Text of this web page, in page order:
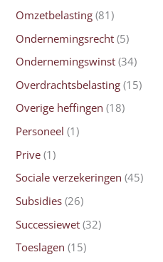
Omzetbelasting (81)
Ondernemingsrecht (5)
Ondernemingswinst (34)
Overdrachtsbelasting (15)
Overige heffingen (18)
Personeel (1)
Prive (1)
Sociale verzekeringen (45)
Subsidies (26)
Successiewet (32)
Toeslagen (15)